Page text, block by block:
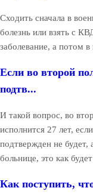
Сходить сначала в
болезнь или взять с
заболевание, а потом
Если во второй
подтв...
И такой вопрос, во
исполнится 27 лет,
подтвержден не будет,
больнице, это как
Как поступить,